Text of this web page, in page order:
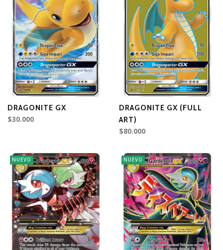
DRAGONITE GX
$30.000
DRAGONITE GX (FULL
ART)
$80.000
NUEVO NUEVO